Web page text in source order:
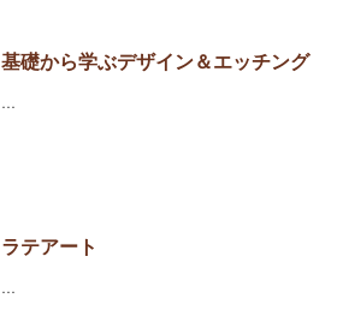
基礎から学ぶデザイン＆エッチング
…
ラテアート
…